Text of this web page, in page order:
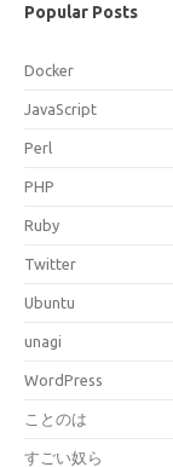
Popular Posts
Docker
JavaScript
Perl
PHP
Ruby
Twitter
Ubuntu
unagi
WordPress
ことのは
すごい奴ら